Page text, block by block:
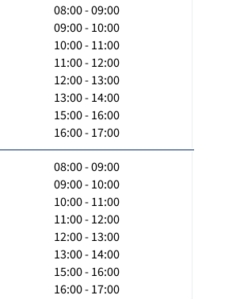
08:00 - 09:00
09:00 - 10:00
10:00 - 11:00
11:00 - 12:00
12:00 - 13:00
13:00 - 14:00
15:00 - 16:00
16:00 - 17:00
08:00 - 09:00
09:00 - 10:00
10:00 - 11:00
11:00 - 12:00
12:00 - 13:00
13:00 - 14:00
15:00 - 16:00
16:00 - 17:00